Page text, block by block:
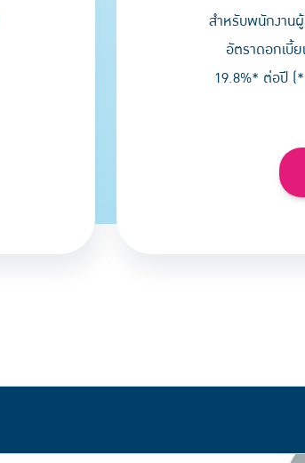
สำหรับพนักงานผู้
อัตราดอกเบี้ย
19.8%* ต่อปี